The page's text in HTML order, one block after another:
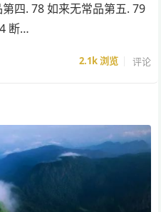
四. 78 如来无常品第五. 79
断…
2.1k浏览 评论